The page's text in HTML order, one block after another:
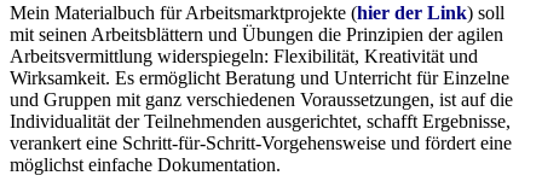
Mein Materialbuch für Arbeitsmarktprojekte (hier der Link) soll
mit seinen Arbeitsblättern und Übungen die Prinzipien der agilen
Arbeitsvermittlung widerspiegeln: Flexibilität, Kreativität und
Wirksamkeit. Es ermöglicht Beratung und Unterricht für Einzelne
und Gruppen mit ganz verschiedenen Voraussetzungen, ist auf die
Individualität der Teilnehmenden ausgerichtet, schafft Ergebnisse,
verankert eine Schritt-für-Schritt-Vorgehensweise und fördert eine
möglichst einfache Dokumentation.